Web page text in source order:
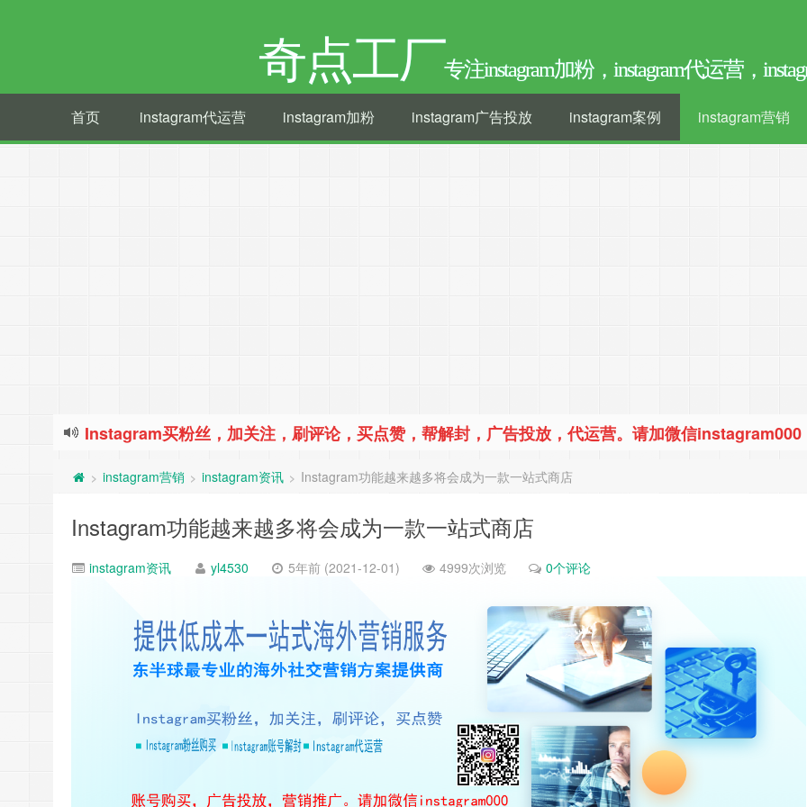
奇点工厂专注instagram加粉，instagram代运营，
首页 instagram代运营 instagram加粉 instagram广告投放 instagram案例 instagram营销
Instagram买粉丝，加关注，刷评论，买点赞，帮解封，广告投放，代运营。请加微信instagram000
> instagram营销 > instagram资讯 > Instagram功能越来越多将会成为一款一站式商店
Instagram功能越来越多将会成为一款一站式商店
instagram资讯 yl4530 5年前 (2021-12-01) 4999次浏览 0个评论